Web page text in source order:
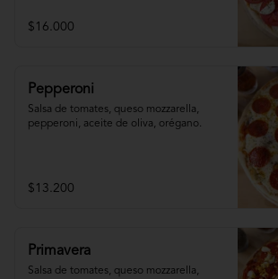
$16.000
Pepperoni
Salsa de tomates, queso mozzarella,
pepperoni, aceite de oliva, orégano.
$13.200
Primavera
Salsa de tomates, queso mozzarella,